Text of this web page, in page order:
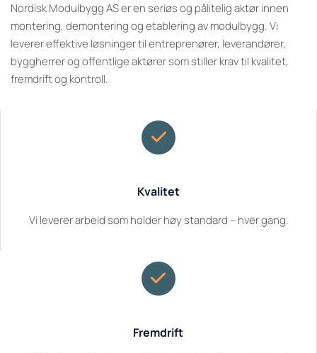
Nordisk Modulbygg AS er en seriøs og pålitelig aktør innen
montering, demontering og etablering av modulbygg. Vi
leverer effektive løsninger til entreprenører, leverandører,
byggherrer og offentlige aktører som stiller krav til kvalitet,
fremdrift og kontroll.
Kvalitet
Vi leverer arbeid som holder høy standard – hver gang.
Fremdrift